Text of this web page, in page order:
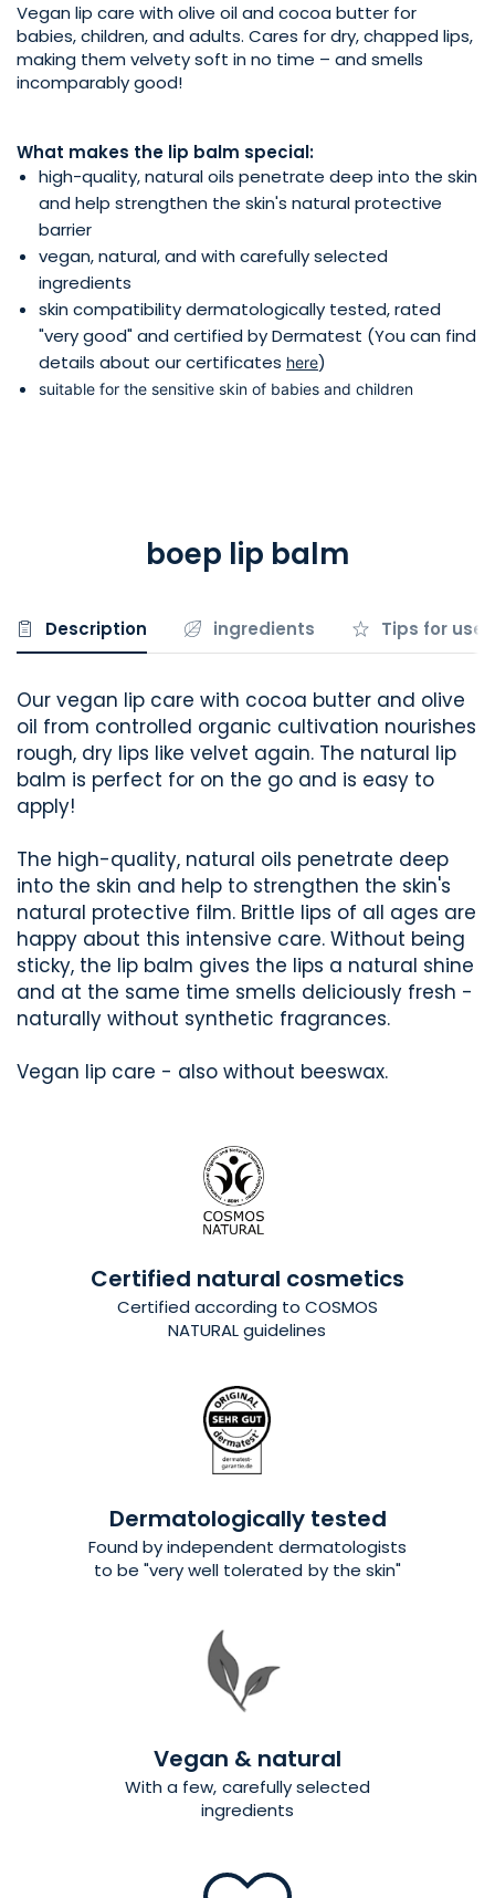
Vegan lip care with olive oil and cocoa butter for
babies, children, and adults. Cares for dry, chapped lips,
making them velvety soft in no time – and smells
incomparably good!
What makes the lip balm special:
high-quality, natural oils penetrate deep into the skin
and help strengthen the skin's natural protective
barrier
vegan, natural, and with carefully selected
ingredients
skin compatibility dermatologically tested, rated
"very good" and certified by Dermatest (You can find
details about our certificates here)
suitable for the sensitive skin of babies and children
boep lip balm
Description ingredients Tips for use
Our vegan lip care with cocoa butter and olive
oil from controlled organic cultivation nourishes
rough, dry lips like velvet again. The natural lip
balm is perfect for on the go and is easy to
apply!
The high-quality, natural oils penetrate deep
into the skin and help to strengthen the skin's
natural protective film. Brittle lips of all ages are
happy about this intensive care. Without being
sticky, the lip balm gives the lips a natural shine
and at the same time smells deliciously fresh -
naturally without synthetic fragrances.
Vegan lip care - also without beeswax.
Certified natural cosmetics
Certified according to COSMOS
NATURAL guidelines
Dermatologically tested
Found by independent dermatologists
to be "very well tolerated by the skin"
Vegan & natural
With a few, carefully selected
ingredients